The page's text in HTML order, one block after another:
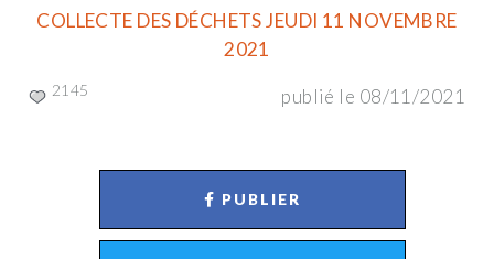
COLLECTE DES DÉCHETS JEUDI 11 NOVEMBRE
2021
publié le 08/11/2021
2145
PUBLIER